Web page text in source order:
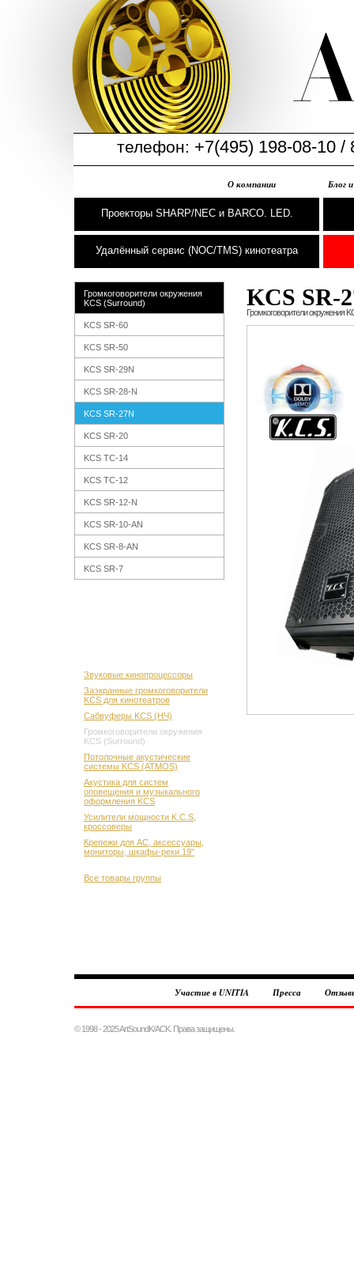
телефон: +7(495) 198-08-10 /
О компании Блог
Проекторы SHARP/NEC и BARCO. LED.
Удалённый сервис (NOC/TMS) кинотеатра
Громкоговорители окружения
KCS (Surround)
KCS SR-60
KCS SR-50
KCS SR-29N
KCS SR-28-N
KCS SR-27N
KCS SR-20
KCS TC-14
KCS TC-12
KCS SR-12-N
KCS SR-10-AN
KCS SR-8-AN
KCS SR-7
Звуковые кинопроцессоры
Заэкранные громкоговорители
KCS для кинотеатров
Сабвуферы KCS (НЧ)
Громкоговорители окружения
KCS (Surround)
Потолочные акустические
системы KCS (ATMOS)
Акустика для систем
оповещения и музыкального
оформления KCS
Усилители мощности K.C.S,
кроссоверы
Крепежи для АС, аксессуары,
мониторы, шкафы-реки 19"
Все товары группы
KCS SR-
Громкоговорители окружения
Участие в UNITIA Пресса
© 1998 - 2025 ArtSoundK/ACK. Права защищены.